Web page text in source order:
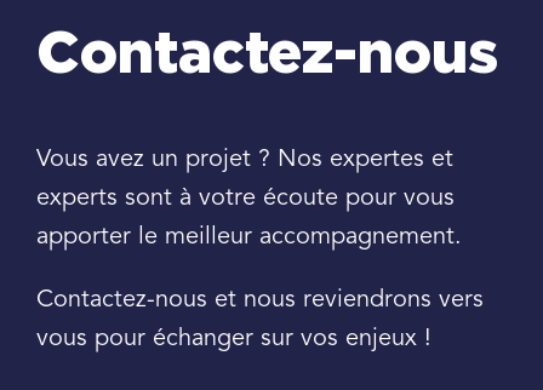
Contactez-nous
Vous avez un projet ? Nos expertes et
experts sont à votre écoute pour vous
apporter le meilleur accompagnement.
Contactez-nous et nous reviendrons vers
vous pour échanger sur vos enjeux !